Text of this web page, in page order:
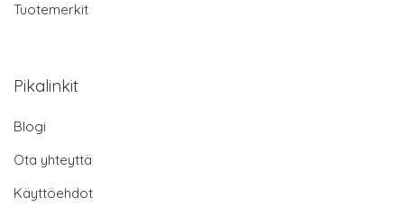
Tuotemerkit
Pikalinkit
Blogi
Ota yhteyttä
Käyttöehdot